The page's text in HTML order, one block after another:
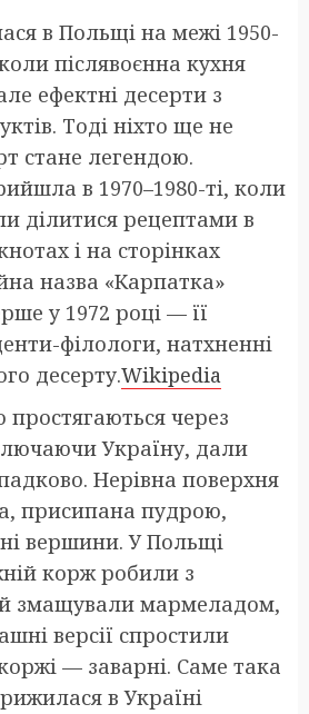
в Польщі на межі 1950-
післявоєнна кухня
ефектні десерти з
Тоді ніхто ще не
стане легендою.
в 1970–1980-ті, коли
ділитися рецептами в
і на сторінках
назва «Карпатка»
у 1972 році — її
філологи, натхненні
десерту.⁠Wikipedia
через
Україну, дали
Нерівна поверхня
присипана пудрою,
вершини. У Польщі
корж робили з
й змащували мармеладом,
версії спростили
— заварні. Саме така
в Україні